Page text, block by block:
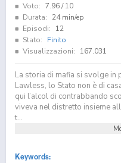
Voto: 7.96/ 10
Durata:
24 min/ep
Episodi:
12
Stato:
Finito
Visualizzazioni:
167.031
La storia di mafia si svolge
Lawless, lo Stato non è di
qui l’alcol di contrabbando
viveva nel distretto insieme
t...
Keywords: